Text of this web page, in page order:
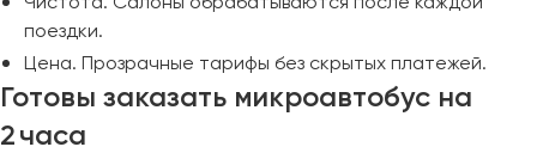
поездки.
Цена. Прозрачные тарифы без скрытых платежей.
Готовы заказать микроавтобус на
2 часа